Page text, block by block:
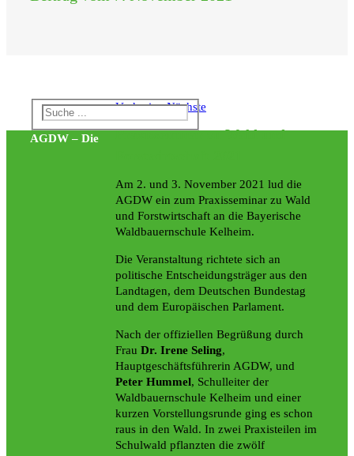
Vorherige Nächste
Praxisseminar zu Wald und
Am 2. und 3. November 2021 lud die
AGDW ein zum Praxisseminar zu Wald
und Forstwirtschaft an die Bayerische
Waldbauernschule Kelheim.
Die Veranstaltung richtete sich an
politische Entscheidungsträger aus den
Landtagen, dem Deutschen Bundestag
und dem Europäischen Parlament.
Nach der offiziellen Begrüßung durch
Frau Dr. Irene Seling,
Hauptgeschäftsführerin AGDW, und
Peter Hummel, Schulleiter der
Waldbauernschule Kelheim und einer
kurzen Vorstellungsrunde ging es schon
raus in den Wald. In zwei Praxisteilen im
Schulwald pflanzten die zwölf
AGDW – Die